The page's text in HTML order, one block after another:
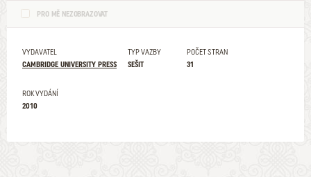
PRO MĚ NEZOBRAZOVAT
VYDAVATEL
CAMBRIDGE UNIVERSITY PRESS
TYP VAZBY
SEŠIT
POČET STRAN
31
ROK VYDÁNÍ
2010